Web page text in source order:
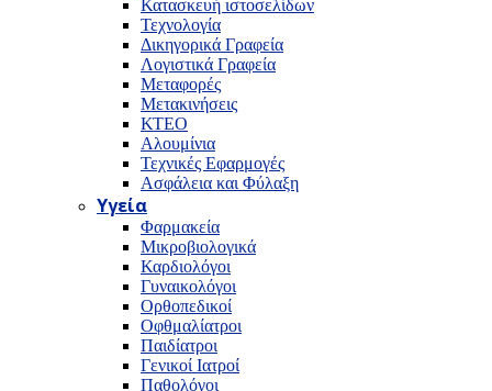
Κατασκευή ιστοσελίδων
Τεχνολογία
Δικηγορικά Γραφεία
Λογιστικά Γραφεία
Μεταφορές
Μετακινήσεις
ΚΤΕΟ
Αλουμίνια
Τεχνικές Εφαρμογές
Ασφάλεια και Φύλαξη
Υγεία
Φαρμακεία
Μικροβιολογικά
Καρδιολόγοι
Γυναικολόγοι
Ορθοπεδικοί
Οφθμαλίατροι
Παιδίατροι
Γενικοί Ιατροί
Παθολόγοι